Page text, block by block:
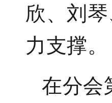
欣、刘
力支撑。
在分会